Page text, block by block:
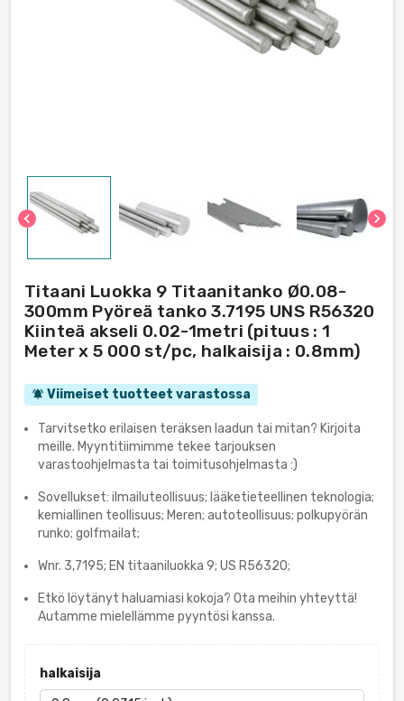
chevron_left chevron_right
Titaani Luokka 9 Titaanitanko Ø0.08-
300mm Pyöreä tanko 3.7195 UNS R56320
Kiinteä akseli 0.02-1metri (pituus : 1
Meter x 5 000 st/pc, halkaisija : 0.8mm)
notifications_active Viimeiset tuotteet varastossa
Tarvitsetko erilaisen teräksen laadun tai mitan? Kirjoita
meille. Myyntitiimimme tekee tarjouksen
varastoohjelmasta tai toimitusohjelmasta :)
Sovellukset: ilmailuteollisuus; lääketieteellinen teknologia;
kemiallinen teollisuus; Meren; autoteollisuus; polkupyörän
runko; golfmailat;
Wnr. 3,7195; EN titaaniluokka 9; US R56320;
Etkö löytänyt haluamiasi kokoja? Ota meihin yhteyttä!
Autamme mielellämme pyyntösi kanssa.
halkaisija